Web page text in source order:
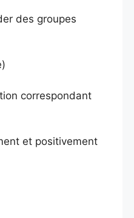
des groupes
correspondant
et positivement